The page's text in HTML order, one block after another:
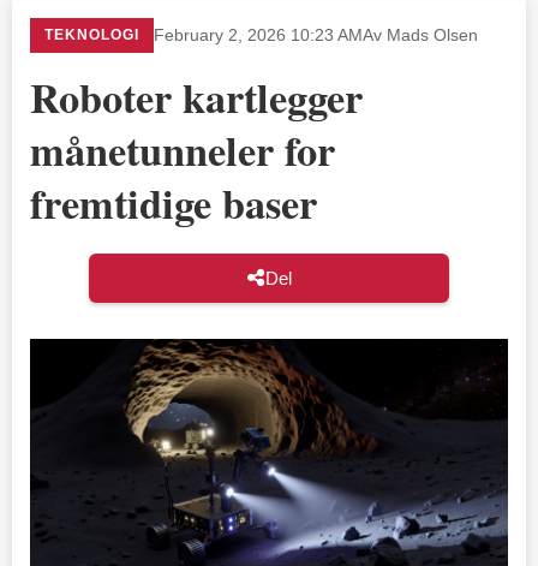
TEKNOLOGI February 2, 2026 10:23 AMAv Mads Olsen
Roboter kartlegger
månetunneler for
fremtidige baser
Del